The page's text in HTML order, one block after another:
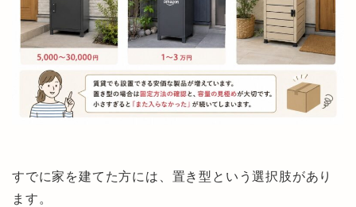
すでに家を建てた方には、置き型という選択肢があり
ます。